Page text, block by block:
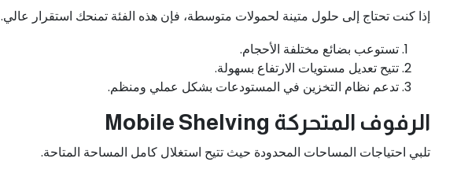
إذا كنت تحتاج إلى حلول متينة لحمولات متوسطة، فإن هذه الفئة تمنحك استقرار عالي.
تستوعب بضائع مختلفة الأحجام.
تتيح تعديل مستويات الارتفاع بسهولة.
تدعم نظام التخزين في المستودعات بشكل عملي ومنظم.
الرفوف المتحركة Mobile Shelving
تلبي احتياجات المساحات المحدودة حيث تتيح استغلال كامل المساحة المتاحة.